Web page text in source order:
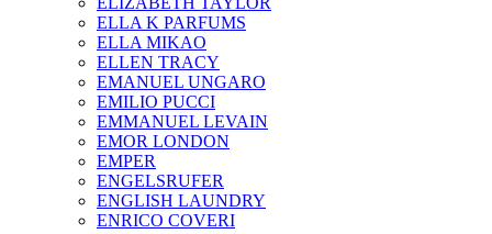
ELLA K PARFUMS
ELLA MIKAO
ELLEN TRACY
EMANUEL UNGARO
EMILIO PUCCI
EMMANUEL LEVAIN
EMOR LONDON
EMPER
ENGELSRUFER
ENGLISH LAUNDRY
ENRICO COVERI